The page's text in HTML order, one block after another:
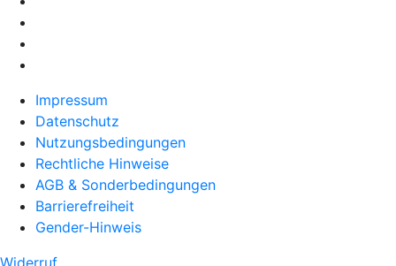
Impressum
Datenschutz
Nutzungsbedingungen
Rechtliche Hinweise
AGB & Sonderbedingungen
Barrierefreiheit
Gender-Hinweis
Widerruf